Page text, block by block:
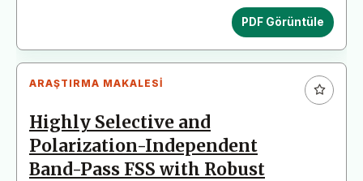
PDF Görüntüle
ARAŞTIRMA MAKALESI
Highly Selective and
Polarization-Independent
Band-Pass FSS with Robust